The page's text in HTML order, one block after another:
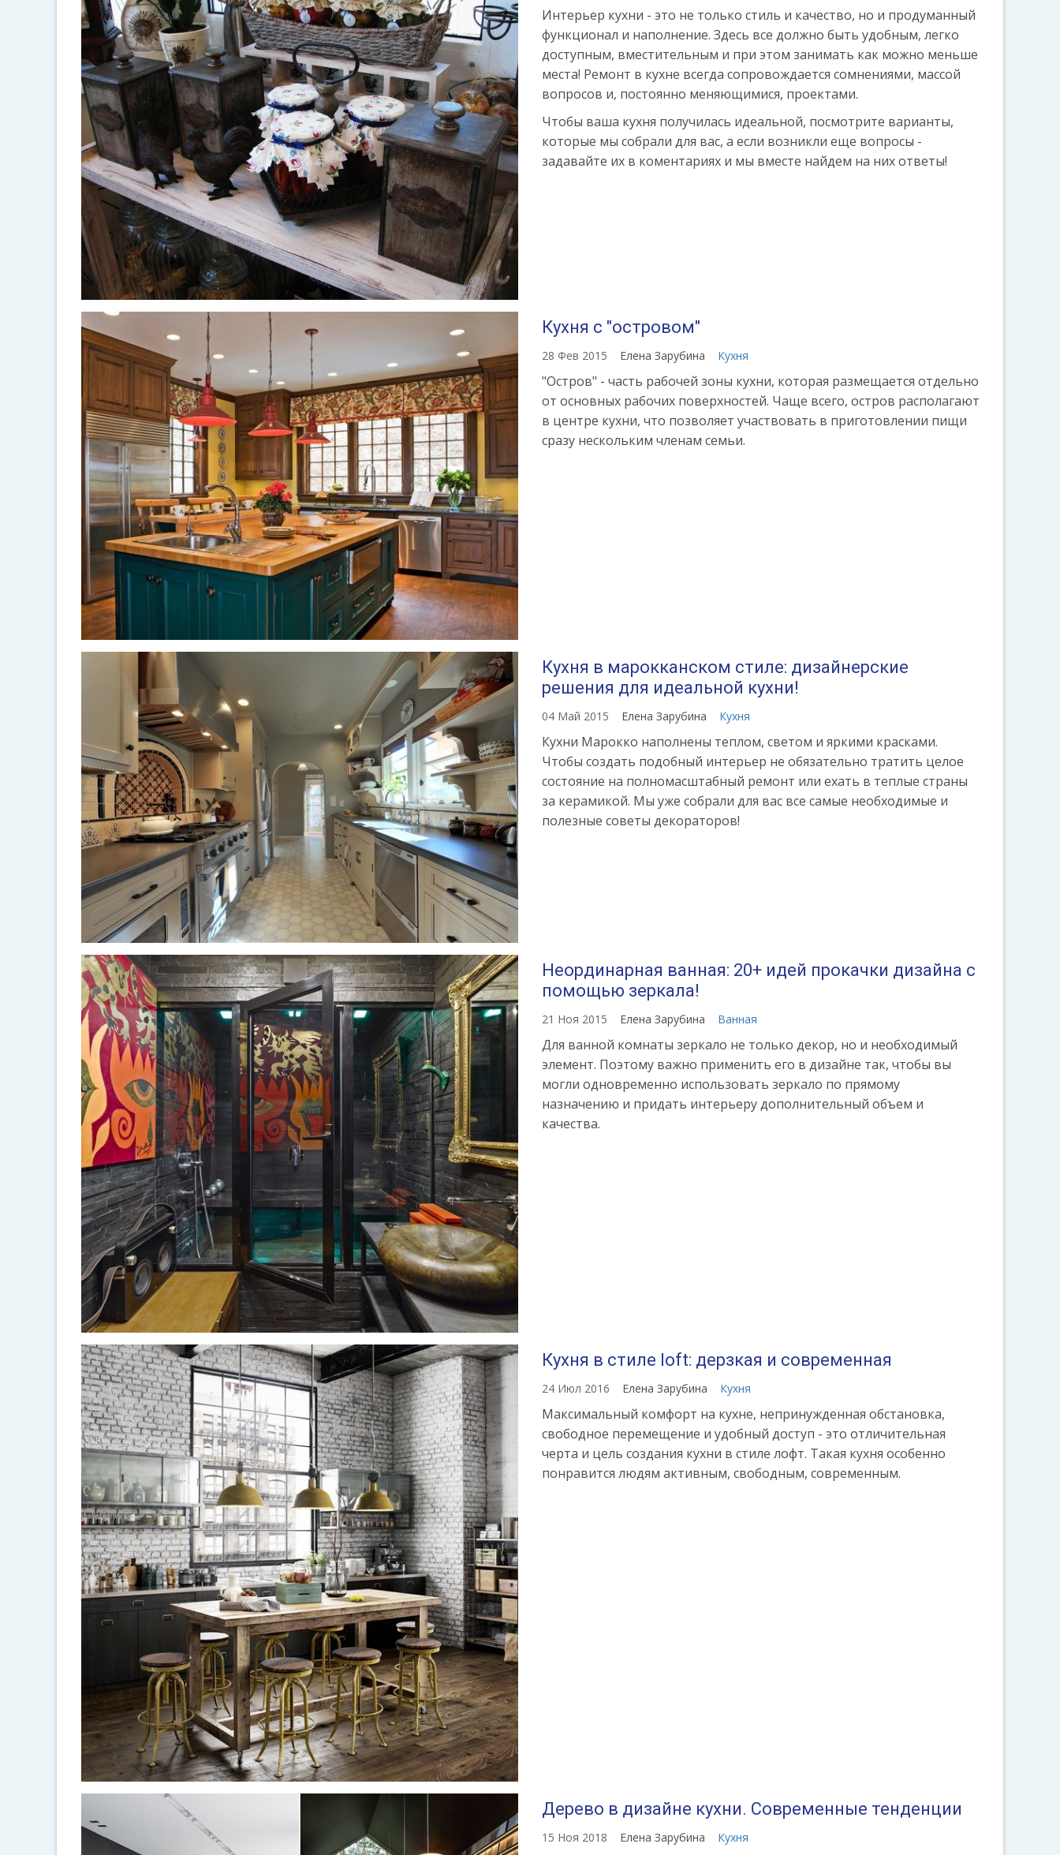
Интерьер кухни - это не только стиль и качество, но и продуманный
функционал и наполнение. Здесь все должно быть удобным, легко
доступным, вместительным и при этом занимать как можно меньше
места! Ремонт в кухне всегда сопровождается сомнениями, массой
вопросов и, постоянно меняющимися, проектами.
Чтобы ваша кухня получилась идеальной, посмотрите варианты,
которые мы собрали для вас, а если возникли еще вопросы -
задавайте их в коментариях и мы вместе найдем на них ответы!
Кухня с "островом"
28 Фев 2015 Елена Зарубина Кухня
"Остров" - часть рабочей зоны кухни, которая размещается отдельно
от основных рабочих поверхностей. Чаще всего, остров располагают
в центре кухни, что позволяет участвовать в приготовлении пищи
сразу нескольким членам семьи.
Кухня в марокканском стиле: дизайнерские
решения для идеальной кухни!
04 Май 2015 Елена Зарубина Кухня
Кухни Марокко наполнены теплом, светом и яркими красками.
Чтобы создать подобный интерьер не обязательно тратить целое
состояние на полномасштабный ремонт или ехать в теплые страны
за керамикой. Мы уже собрали для вас все самые необходимые и
полезные советы декораторов!
Неординарная ванная: 20+ идей прокачки дизайна с
помощью зеркала!
21 Ноя 2015 Елена Зарубина Ванная
Для ванной комнаты зеркало не только декор, но и необходимый
элемент. Поэтому важно применить его в дизайне так, чтобы вы
могли одновременно использовать зеркало по прямому
назначению и придать интерьеру дополнительный объем и
качества.
Кухня в стиле loft: дерзкая и современная
24 Июл 2016 Елена Зарубина Кухня
Максимальный комфорт на кухне, непринужденная обстановка,
свободное перемещение и удобный доступ - это отличительная
черта и цель создания кухни в стиле лофт. Такая кухня особенно
понравится людям активным, свободным, современным.
Дерево в дизайне кухни. Современные тенденции
15 Ноя 2018 Елена Зарубина Кухня